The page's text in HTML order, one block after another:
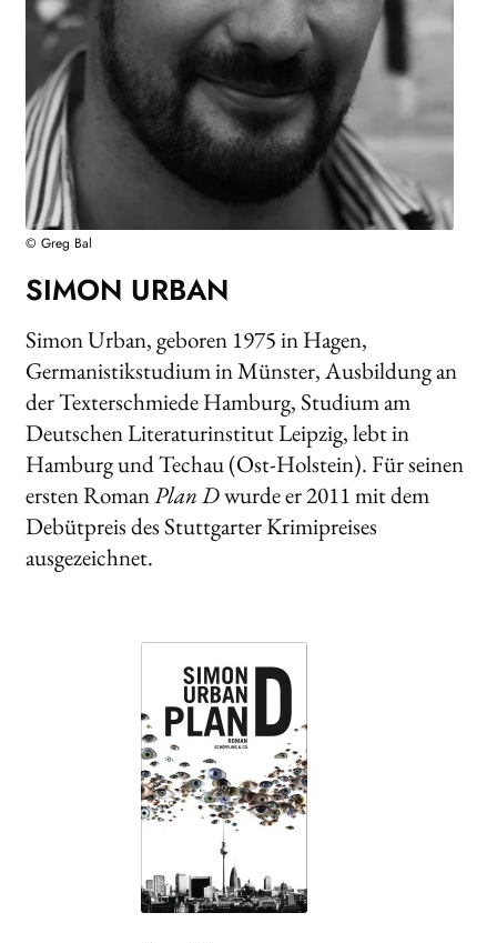
AKTUELLES
NEWSLETTER
WEITERE VERLAGE
Search:
© Greg Bal
SIMON URBAN
Simon Urban, geboren 1975 in Hagen,
Germanistikstudium in Münster, Ausbildung an
der Texterschmiede Hamburg, Studium am
Deutschen Literaturinstitut Leipzig, lebt in
Hamburg und Techau (Ost-Holstein). Für seinen
ersten RomanPlan Dwurde er 2011 mit dem
Debütpreis des Stuttgarter Krimipreises
ausgezeichnet.